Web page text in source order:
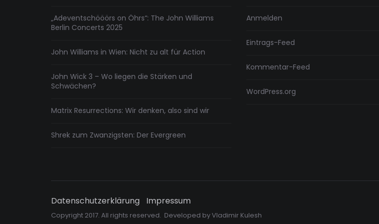
„Adeventschööörs on Öhrs“: The John Williams
Berlin Concerts 2025
John Williams in Wien: Nicht zu alt für Action
John Wick 3 – Wo liegen die Stärken und
Schwächen?
Matrix Resurrections: Wir denken, also sind wir
Shrek zum Zwanzigsten: Der Evergreen
Anmelden
Eintrags-Feed
Kommentar-Feed
WordPress.org
Datenschutzerklärung Impressum
Copyright 2017. All rights reserved. Developed byVladimir Kulesh